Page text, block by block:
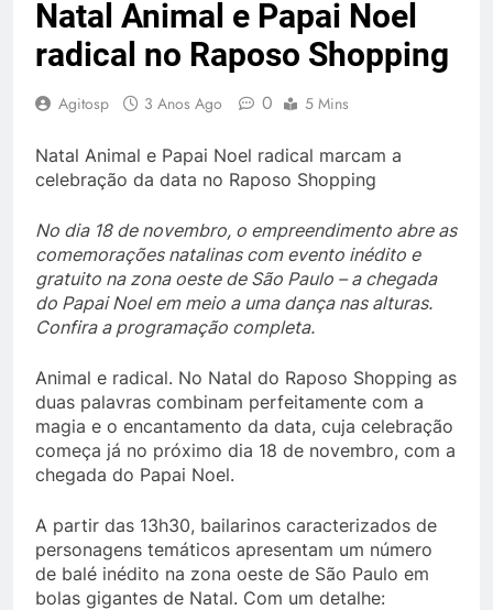
Natal Animal e Papai Noel
radical no Raposo Shopping
Agitosp 3 Anos Ago 0 5 Mins
Natal Animal e Papai Noel radical marcam a
celebração da data no Raposo Shopping
No dia 18 de novembro, o empreendimento abre as
comemorações natalinas com evento inédito e
gratuito na zona oeste de São Paulo – a chegada
do Papai Noel em meio a uma dança nas alturas.
Confira a programação completa.
Animal e radical. No Natal do Raposo Shopping as
duas palavras combinam perfeitamente com a
magia e o encantamento da data, cuja celebração
começa já no próximo dia 18 de novembro, com a
chegada do Papai Noel.
A partir das 13h30, bailarinos caracterizados de
personagens temáticos apresentam um número
de balé inédito na zona oeste de São Paulo em
bolas gigantes de Natal. Com um detalhe: